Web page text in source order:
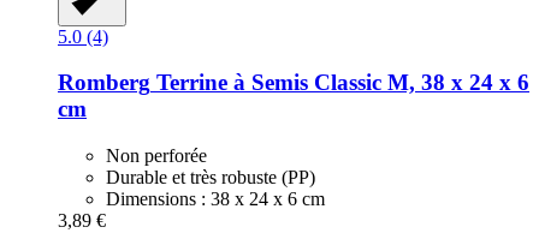
5.0 (4)
Romberg Terrine à Semis Classic M, 38 x 24 x 6
cm
Non perforée
Durable et très robuste (PP)
Dimensions : 38 x 24 x 6 cm
3,89 €